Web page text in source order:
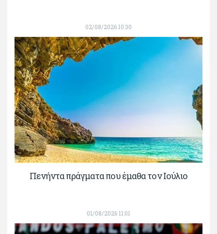
02/08/2026 10:30
Πενήντα πράγματα που έμαθα τον Ιούλιο
01/08/2026 11:01